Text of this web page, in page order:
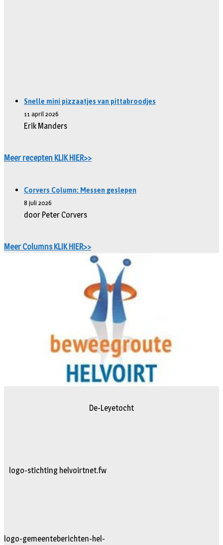
Snelle mini pizzaatjes van pittabroodjes
11 april 2026
Erik Manders
Meer recepten KLIK HIER>>
Corvers Column: Messen geslepen
8 juli 2026
door Peter Corvers
Meer Columns KLIK HIER>>
De-Leyetocht
logo-stichting helvoirtnet.fw
logo-gemeenteberichten-hel-